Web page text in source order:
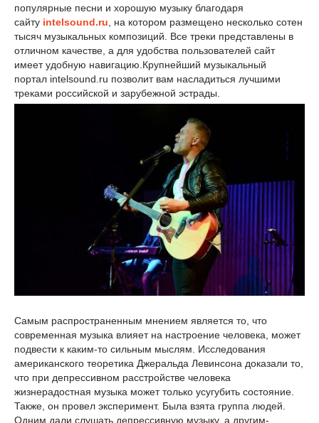
популярные песни и хорошую музыку благодаря
сайту intelsound.ru , на котором размещено несколько сотен
тысяч музыкальных композиций. Все треки представлены в
отличном качестве, а для удобства пользователей сайт
имеет удобную навигацию.Крупнейший музыкальный
портал intelsound.ru позволит вам насладиться лучшими
треками российской и зарубежной эстрады.
Самым распространенным мнением является то, что
современная музыка влияет на настроение человека, может
подвести к каким-то сильным мыслям. Исследования
американского теоретика Джеральда Левинсона доказали то,
что при депрессивном расстройстве человека
жизнерадостная музыка может только усугубить состояние.
Также, он провел эксперимент. Была взята группа людей.
Одним дали слушать депрессивную музыку, а другим-